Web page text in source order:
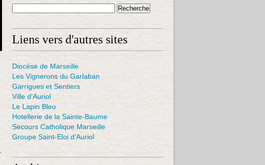
Liens vers d'autres sites
Diocèse de Marseille
Les Vignerons du Garlaban
Garrigues et Sentiers
Ville d'Auriol
Le Lapin Bleu
Hotellerie de la Sainte-Baume
Secours Catholique Marseille
Groupe Saint-Eloi d'Auriol